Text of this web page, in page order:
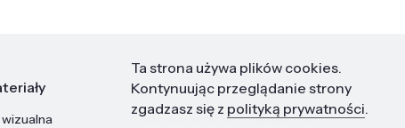
Kontakt
Instytut Wysokich Ciśnień PAN
Ta strona używa plików cookies.
Kontynuując przeglądanie strony
zgadzasz się z polityką prywatności.